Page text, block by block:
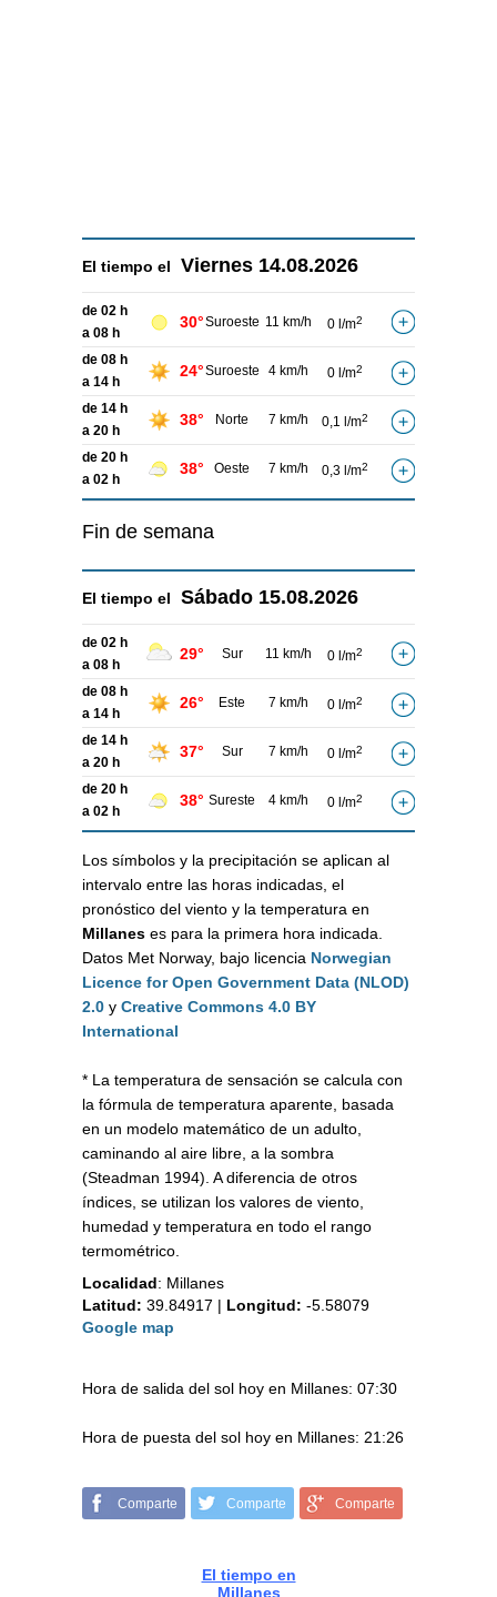
El tiempo el Viernes 14.08.2026
de 02 h
a 08 h
30°Suroeste 11 km/h 0 l/m2
de 08 h
a 14 h
24°Suroeste 4 km/h 0 l/m2
de 14 h
a 20 h
38° Norte 7 km/h 0,1 l/m2
de 20 h
a 02 h
38° Oeste 7 km/h 0,3 l/m2
Fin de semana
El tiempo el Sábado 15.08.2026
de 02 h
a 08 h
29° Sur 11 km/h 0 l/m2
de 08 h
a 14 h
26° Este 7 km/h 0 l/m2
de 14 h
a 20 h
37° Sur 7 km/h 0 l/m2
de 20 h
a 02 h
38° Sureste 4 km/h 0 l/m2
Los símbolos y la precipitación se aplican al
intervalo entre las horas indicadas, el
pronóstico del viento y la temperatura en
Millanes es para la primera hora indicada.
Datos Met Norway, bajo licencia Norwegian
Licence for Open Government Data (NLOD)
2.0 y Creative Commons 4.0 BY
International
* La temperatura de sensación se calcula con
la fórmula de temperatura aparente, basada
en un modelo matemático de un adulto,
caminando al aire libre, a la sombra
(Steadman 1994). A diferencia de otros
índices, se utilizan los valores de viento,
humedad y temperatura en todo el rango
termométrico.
Localidad: Millanes
Latitud: 39.84917 | Longitud: -5.58079
Google map
Hora de salida del sol hoy en Millanes: 07:30
Hora de puesta del sol hoy en Millanes: 21:26
Comparte Comparte Comparte
El tiempo en
Millanes